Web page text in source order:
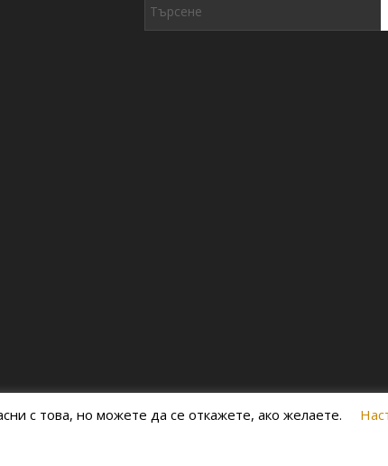
с това, но можете да се откажете, ако желаете.